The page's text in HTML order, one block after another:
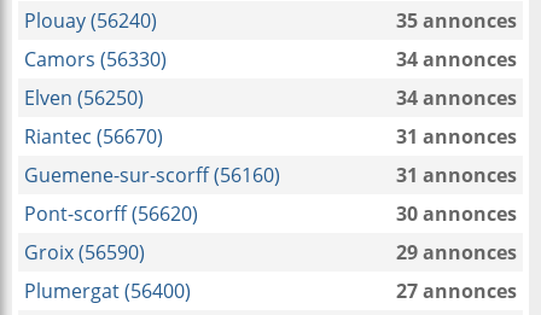
Plouay (56240)
35 annonces
Camors (56330)
34 annonces
Elven (56250)
34 annonces
Riantec (56670)
31 annonces
Guemene-sur-scorff (56160)
31 annonces
Pont-scorff (56620)
30 annonces
Groix (56590)
29 annonces
Plumergat (56400)
27 annonces